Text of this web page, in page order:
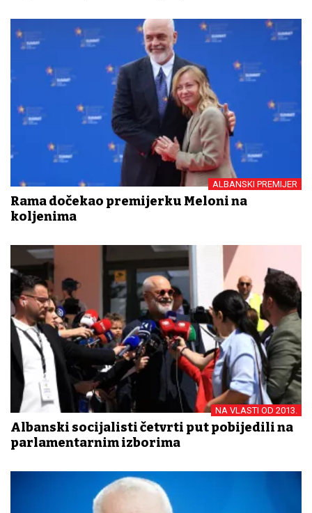
ALBANSKI PREMIJER
Rama dočekao premijerku Meloni na
koljenima
NA VLASTI OD 2013.
Albanski socijalisti četvrti put pobijedili na
parlamentarnim izborima